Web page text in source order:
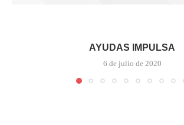
AYUDAS IMPULSA
6 de julio de 2020